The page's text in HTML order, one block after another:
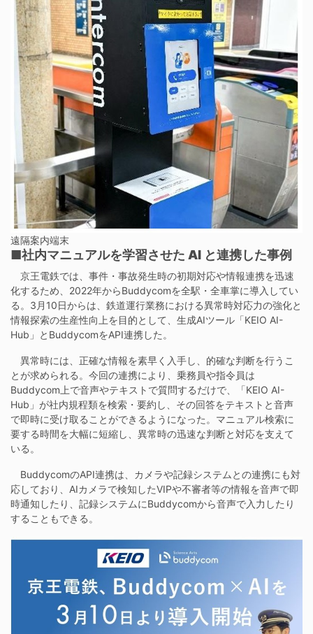
遠隔案内端末
■社内マニュアルを学習させた AI と連携した事例
京王電鉄では、事件・事故発生時の初期対応や情報連携を迅速
化するため、2022年からBuddycomを全駅・全車掌に導入してい
る。3月10日からは、鉄道運行業務における異常時対応力の強化と
情報探索の生産性向上を目的として、生成AIツール「KEIO AI-
Hub」とBuddycomをAPI連携した。
異常時には、正確な情報を素早く入手し、的確な判断を行うこ
とが求められる。今回の連携により、乗務員や指令員は
Buddycom上で音声やテキストで質問するだけで、「KEIO AI-
Hub」が社内規程類を検索・要約し、その回答をテキストと音声
で即時に受け取ることができるようになった。マニュアル検索に
要する時間を大幅に短縮し、異常時の迅速な判断と対応を支えて
いる。
BuddycomのAPI連携は、カメラや記録システムとの連携にも対
応しており、AIカメラで検知したVIPや不審者等の情報を音声で即
時通知したり、記録システムにBuddycomから音声で入力したり
することもできる。